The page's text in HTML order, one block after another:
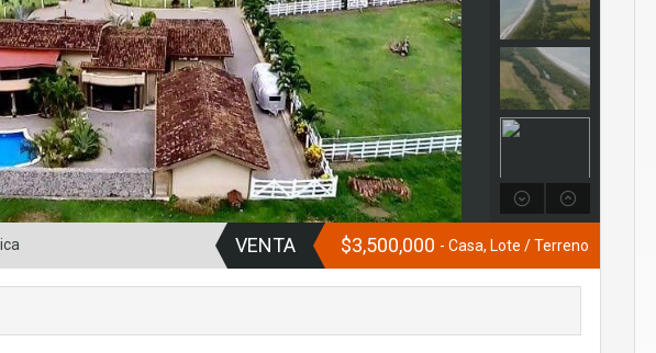
VENTA $3,500,000 - Casa, Lote / Terreno